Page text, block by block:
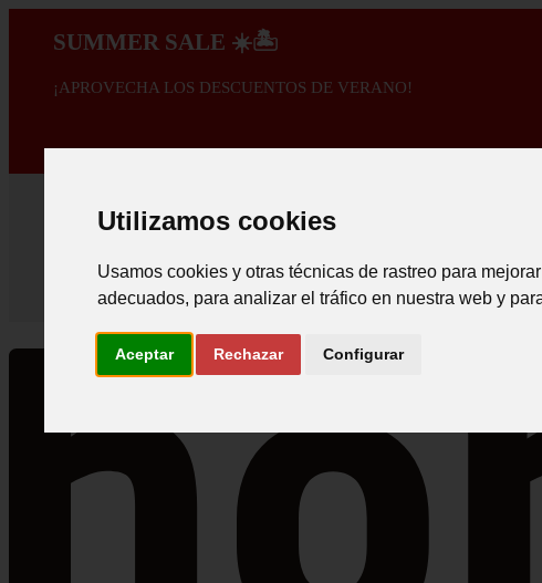
Utilizamos cookies
Usamos cookies y otras técnicas de rastreo para
adecuados, para analizar el tráfico en nuestra web y
Aceptar Rechazar Configurar
SUMMER SALE ☀️🏝️
¡APROVECHA LOS DESCUENTOS DE VERANO!